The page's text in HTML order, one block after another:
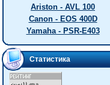
Ariston - AVL 100
Canon - EOS 400D
Yamaha - PSR-E403
Статистика